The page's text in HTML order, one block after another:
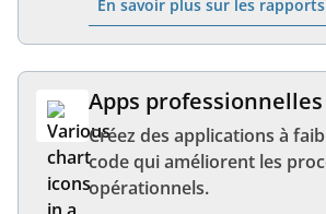
En savoir plus sur les rapports
Apps professionnelles
Créez des applications à
code qui améliorent les
opérationnels.